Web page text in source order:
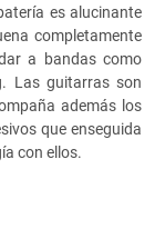
es alucinante
completamente
a bandas como
Las guitarras son
además los
que enseguida
con ellos.